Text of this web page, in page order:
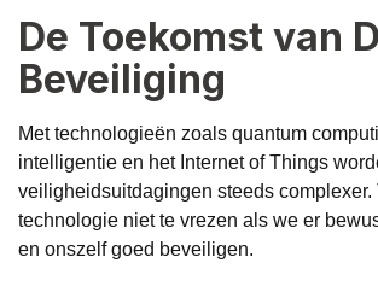
De Toekomst van
Beveiliging
Met technologieën zoals quantum
intelligentie en het Internet of Things
veiligheidsuitdagingen steeds complexer.
technologie niet te vrezen als we er
en onszelf goed beveiligen.